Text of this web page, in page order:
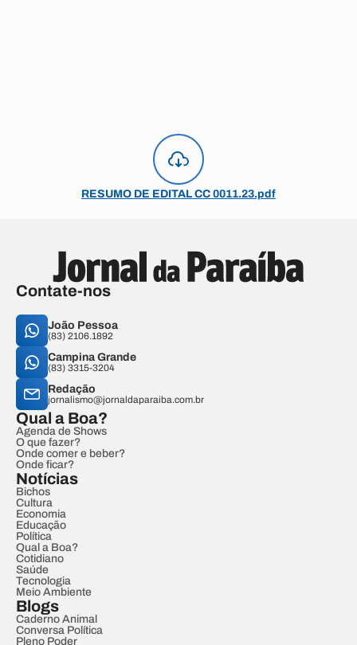
RESUMO DE EDITAL CC 0011.23.pdf
Contate-nos
João Pessoa
(83) 2106.1892
Campina Grande
(83) 3315-3204
Redação
jornalismo@jornaldaparaiba.com.br
Qual a Boa?
Agenda de Shows
O que fazer?
Onde comer e beber?
Onde ficar?
Notícias
Bichos
Cultura
Economia
Educação
Política
Qual a Boa?
Cotidiano
Saúde
Tecnologia
Meio Ambiente
Blogs
Caderno Animal
Conversa Política
Pleno Poder